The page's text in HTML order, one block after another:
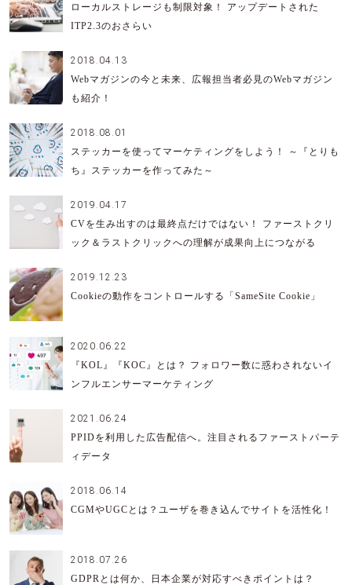
ローカルストレージも制限対象！ アップデートされた
ITP2.3のおさらい
2018.04.13
Webマガジンの今と未来、広報担当者必見のWebマガジン
も紹介！
2018.08.01
ステッカーを使ってマーケティングをしよう！ ～『とりも
ち』ステッカーを作ってみた～
2019.04.17
CVを生み出すのは最終点だけではない！ ファーストクリ
ック＆ラストクリックへの理解が成果向上につながる
2019.12.23
Cookieの動作をコントロールする「SameSite Cookie」
2020.06.22
『KOL』『KOC』とは？ フォロワー数に惑わされないイ
ンフルエンサーマーケティング
2021.06.24
PPIDを利用した広告配信へ。注目されるファーストパーテ
ィデータ
2018.06.14
CGMやUGCとは？ユーザを巻き込んでサイトを活性化！
2018.07.26
GDPRとは何か、日本企業が対応すべきポイントは？